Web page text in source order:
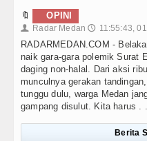
🔖 OPINI
👤 Radar Medan 🕔 11:55:43,
RADARMEDAN.COM -
naik gara-gara polemik Surat
daging non-halal. Dari aksi
munculnya gerakan
tunggu dulu, warga Medan
gampang disulut. Kita harus .
Berita